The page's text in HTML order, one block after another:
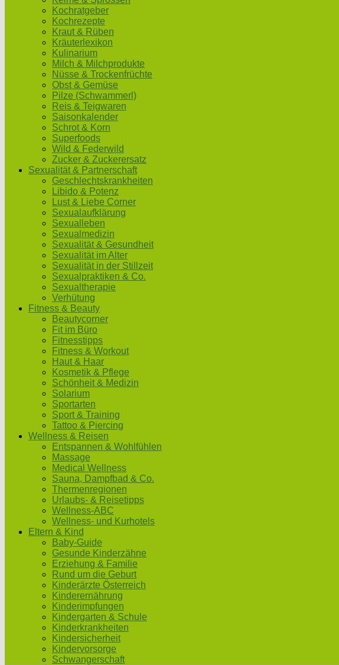
Kochratgeber
Kochrezepte
Kraut & Rüben
Kräuterlexikon
Kulinarium
Milch & Milchprodukte
Nüsse & Trockenfrüchte
Obst & Gemüse
Pilze (Schwammerl)
Reis & Teigwaren
Saisonkalender
Schrot & Korn
Superfoods
Wild & Federwild
Zucker & Zuckerersatz
Sexualität & Partnerschaft
Geschlechtskrankheiten
Libido & Potenz
Lust & Liebe Corner
Sexualaufklärung
Sexualleben
Sexualmedizin
Sexualität & Gesundheit
Sexualität im Alter
Sexualität in der Stillzeit
Sexualpraktiken & Co.
Sexualtherapie
Verhütung
Fitness & Beauty
Beautycorner
Fit im Büro
Fitnesstipps
Fitness & Workout
Haut & Haar
Kosmetik & Pflege
Schönheit & Medizin
Solarium
Sportarten
Sport & Training
Tattoo & Piercing
Wellness & Reisen
Entspannen & Wohlfühlen
Massage
Medical Wellness
Sauna, Dampfbad & Co.
Thermenregionen
Urlaubs- & Reisetipps
Wellness-ABC
Wellness- und Kurhotels
Eltern & Kind
Baby-Guide
Gesunde Kinderzähne
Erziehung & Familie
Rund um die Geburt
Kinderärzte Österreich
Kinderernährung
Kinderimpfungen
Kindergarten & Schule
Kinderkrankheiten
Kindersicherheit
Kindervorsorge
Schwangerschaft